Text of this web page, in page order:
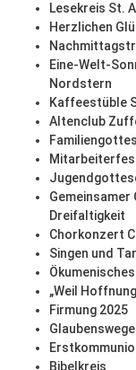
Lesekreis St.
Herzlichen
Eine-Welt-
Nordstern
Kaffeestüble
Altenclub
Dreifaltigkeit
Chorkonzert
Singen und
„Weil
Firmung 2025
Bibelkreis